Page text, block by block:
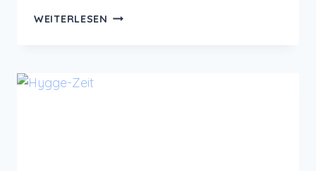
WEITERLESEN ACHTSAMKEITSREMINDER